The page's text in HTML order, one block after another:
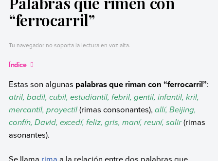
“ferrocarril”
Tu navegador no soporta la lectura en voz alta.
Índice
Estas son algunas palabras que riman con “ferrocarril”:
atril, badil, cubil, estudiantil, febril, gentil, infantil, kril,
mercantil, proyectil(rimas consonantes), allí, Beijing,
confín, David, excedí, feliz, gris, maní, reuní, salir(rimas
asonantes).